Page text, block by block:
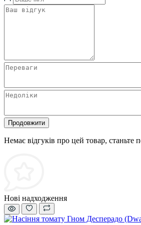
Продовжити
Немає відгуків про цей товар, станьте
Нові надходження